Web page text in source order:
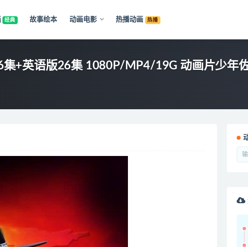
经典 故事绘本 动画电影 热播动画 热播
+英语版26集 1080P/MP4/19G 动画片少年